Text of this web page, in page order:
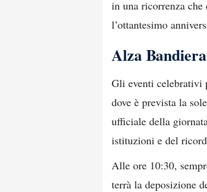
in una ricorrenza che
l’ottantesimo
Alza
Gli eventi celebrativi
dove è prevista la
ufficiale della
istituzioni e del
Alle ore 10:30,
terrà la deposizione